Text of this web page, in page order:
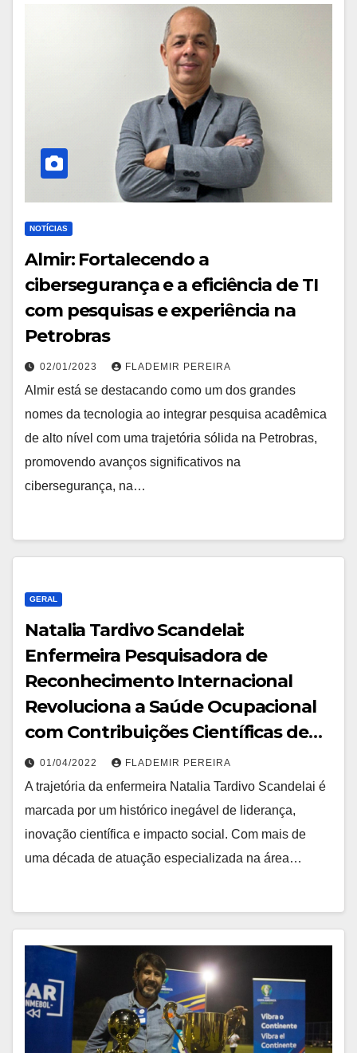
NOTÍCIAS
Almir: Fortalecendo a
cibersegurança e a eficiência de TI
com pesquisas e experiência na
Petrobras
02/01/2023 FLADEMIR PEREIRA
Almir está se destacando como um dos grandes
nomes da tecnologia ao integrar pesquisa acadêmica
de alto nível com uma trajetória sólida na Petrobras,
promovendo avanços significativos na
cibersegurança, na…
GERAL
Natalia Tardivo Scandelai:
Enfermeira Pesquisadora de
Reconhecimento Internacional
Revoluciona a Saúde Ocupacional
com Contribuições Científicas de
Relevância Maior
01/04/2022 FLADEMIR PEREIRA
A trajetória da enfermeira Natalia Tardivo Scandelai é
marcada por um histórico inegável de liderança,
inovação científica e impacto social. Com mais de
uma década de atuação especializada na área…